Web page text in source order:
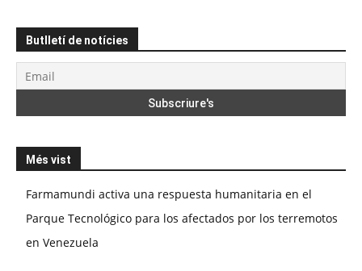
Butlletí de notícies
Més vist
Farmamundi activa una respuesta humanitaria en el
Parque Tecnológico para los afectados por los terremotos
en Venezuela